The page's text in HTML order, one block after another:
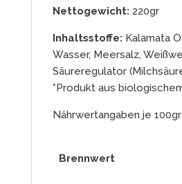
Nettogewicht: 220gr
Inhaltsstoffe: Kalamata
Wasser, Meersalz,
Säureregulator
*Produkt aus
Nährwertangaben je 100gr
Brennwert